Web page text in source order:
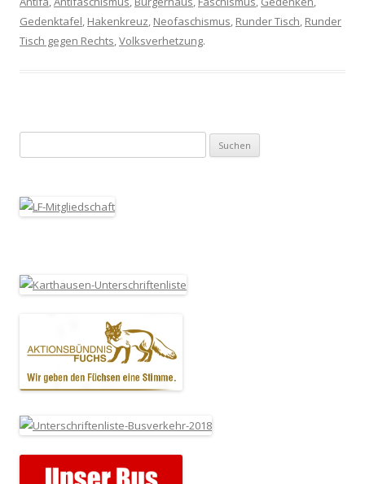
Gedenktafel, Hakenkreuz, Neofaschismus, Runder Tisch, Runder
Tisch gegen Rechts,Volksverhetzung.